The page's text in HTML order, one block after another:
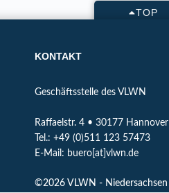
TOP
KONTAKT
Geschäftsstelle des VLWN
Raffaelstr. 4 • 30177 Hannover
Tel.: +49 (0)511 123 57473
E-Mail: buero[at]vlwn.de
©2026 VLWN - Niedersachsen